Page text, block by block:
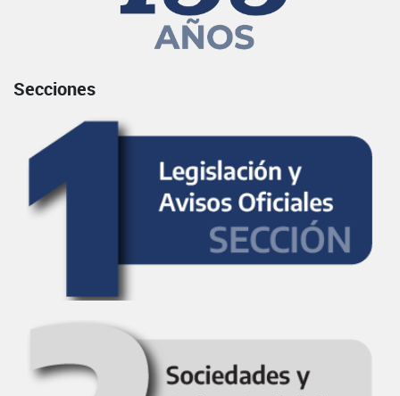
Secciones